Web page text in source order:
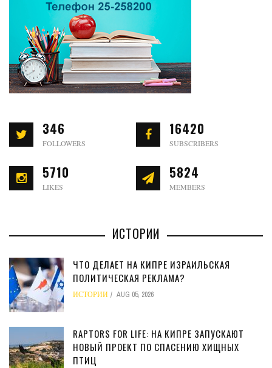
346
FOLLOWERS
16420
SUBSCRIBERS
5710
LIKES
5824
MEMBERS
ИСТОРИИ
ЧТО ДЕЛАЕТ НА КИПРЕ ИЗРАИЛЬСКАЯ
ПОЛИТИЧЕСКАЯ РЕКЛАМА?
ИСТОРИИ AUG 05, 2026
RAPTORS FOR LIFE: НА КИПРЕ ЗАПУСКАЮТ
НОВЫЙ ПРОЕКТ ПО СПАСЕНИЮ ХИЩНЫХ
ПТИЦ